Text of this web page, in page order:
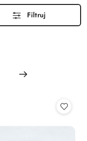
Filtruj